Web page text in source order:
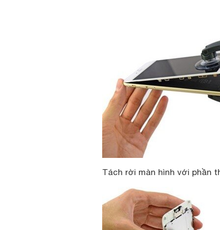
Tách rời màn hình với phần